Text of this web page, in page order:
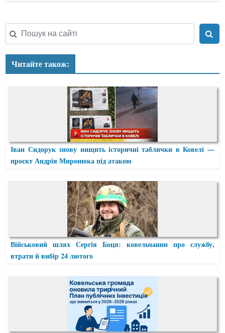
Читайте також:
Іван Сидорук знову нищить історичні таблички в Ковелі —
проєкт Андрія Миронюка під атакою
Військовий шлях Сергія Боця: ковельчанин про службу,
втрати й вибір 24 лютого